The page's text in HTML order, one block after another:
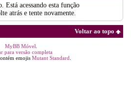
acessando esta função
atrás e tente novamente.
Voltar ao topo
MyBB Móvel
para versão completa
emojis Mutant Standard